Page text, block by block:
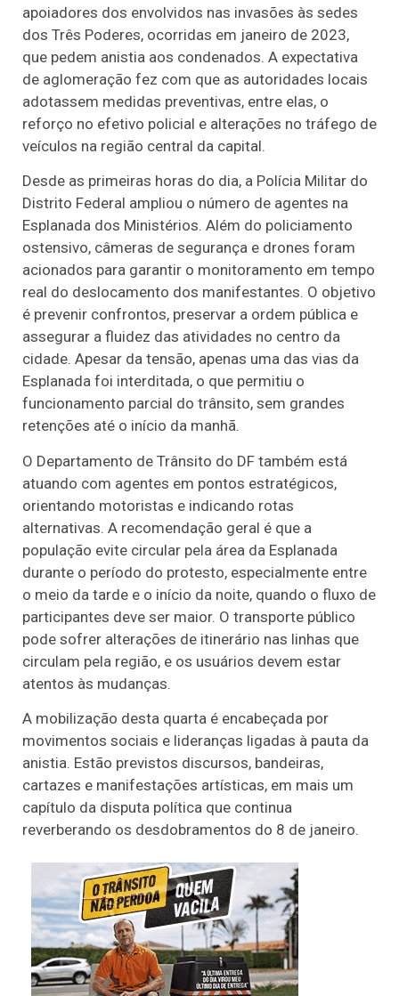
apoiadores dos envolvidos nas invasões às sedes
dos Três Poderes, ocorridas em janeiro de 2023,
que pedem anistia aos condenados. A expectativa
de aglomeração fez com que as autoridades locais
adotassem medidas preventivas, entre elas, o
reforço no efetivo policial e alterações no tráfego de
veículos na região central da capital.
Desde as primeiras horas do dia, a Polícia Militar do
Distrito Federal ampliou o número de agentes na
Esplanada dos Ministérios. Além do policiamento
ostensivo, câmeras de segurança e drones foram
acionados para garantir o monitoramento em tempo
real do deslocamento dos manifestantes. O objetivo
é prevenir confrontos, preservar a ordem pública e
assegurar a fluidez das atividades no centro da
cidade. Apesar da tensão, apenas uma das vias da
Esplanada foi interditada, o que permitiu o
funcionamento parcial do trânsito, sem grandes
retenções até o início da manhã.
O Departamento de Trânsito do DF também está
atuando com agentes em pontos estratégicos,
orientando motoristas e indicando rotas
alternativas. A recomendação geral é que a
população evite circular pela área da Esplanada
durante o período do protesto, especialmente entre
o meio da tarde e o início da noite, quando o fluxo de
participantes deve ser maior. O transporte público
pode sofrer alterações de itinerário nas linhas que
circulam pela região, e os usuários devem estar
atentos às mudanças.
A mobilização desta quarta é encabeçada por
movimentos sociais e lideranças ligadas à pauta da
anistia. Estão previstos discursos, bandeiras,
cartazes e manifestações artísticas, em mais um
capítulo da disputa política que continua
reverberando os desdobramentos do 8 de janeiro.